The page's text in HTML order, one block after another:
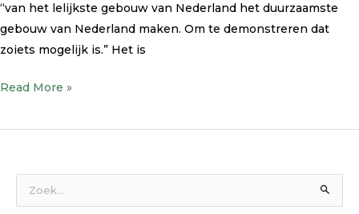
“van het lelijkste gebouw van Nederland het duurzaamste
gebouw van Nederland maken. Om te demonstreren dat
zoiets mogelijk is.” Het is
Read More »